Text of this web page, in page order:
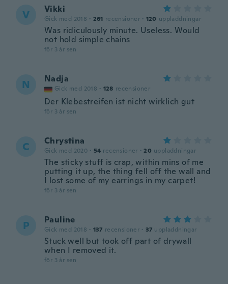
V Vikki
Gick med 2018 · 261 recensioner · 120 uppladdningar
Was ridiculously minute. Useless. Would
not hold simple chains
för 3 år sen
N Nadja
Gick med 2018 · 128 recensioner
Der Klebestreifen ist nicht wirklich gut
för 3 år sen
C Chrystina
Gick med 2020 · 54 recensioner · 20 uppladdningar
The sticky stuff is crap, within mins of me
putting it up, the thing fell off the wall and
I lost some of my earrings in my carpet!
för 3 år sen
P Pauline
Gick med 2018 · 137 recensioner · 37 uppladdningar
Stuck well but took off part of drywall
when I removed it.
för 3 år sen